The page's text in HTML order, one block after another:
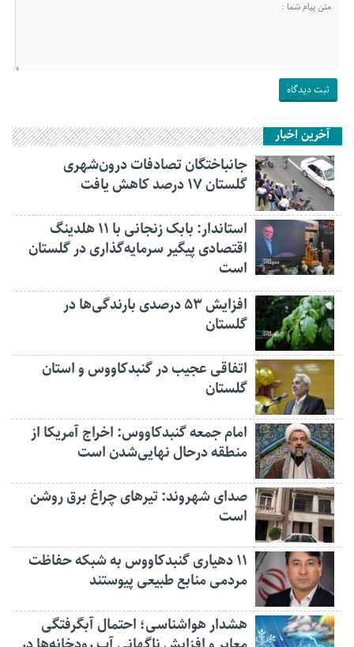
آخرین اخبار
جانباختگان تصادفات درون‌شهری
گلستان ۱۷ درصد کاهش یافت
استاندار: بابک زنجانی با ۱۱ هلدینگ
اقتصادی پیگیر سرمایه‌گذاری در گلستان
است
افزایش ۵۳ درصدی بارندگی‌ها در
گلستان
اتفاقی عجیب در‌ گنبدکاووس و استان
گلستان
امام جمعه گنبدکاووس: اخراج آمریکا از
منطقه درحال نهایی‌شدن است
صدای شهروند: تیرهای چراغ برق روشن
است
۱۱ دهیاری گنبدکاووس به شبکه حفاظت
مردمی منابع طبیعی پیوستند
هشدار هواشناسی؛ احتمال آبگرفتگی